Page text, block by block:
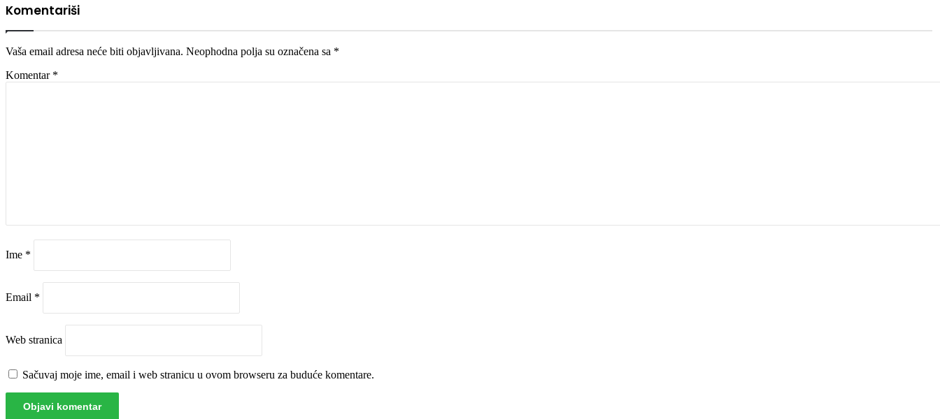
Komentariši
Vaša email adresa neće biti objavljivana. Neophodna polja su označena sa *
Komentar *
Ime *
Email *
Web stranica
Sačuvaj moje ime, email i web stranicu u ovom browseru za buduće komentare.